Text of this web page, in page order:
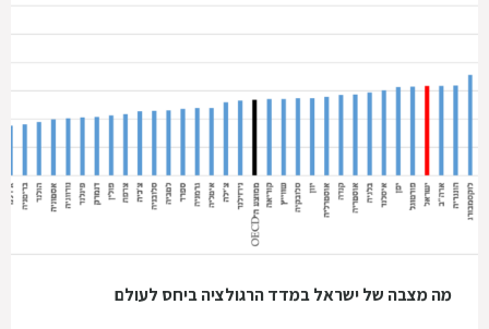
מה מצבה של ישראל במדד הרגולציה ביחס לעולם